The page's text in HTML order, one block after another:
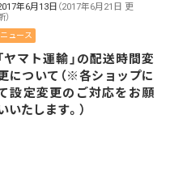
年6月13日 （2017年6月21日 更
）
ニュース
「ヤマト運輸」の配送時間変
について（※各ショップに
設定変更のご対応をお願
いたします。）